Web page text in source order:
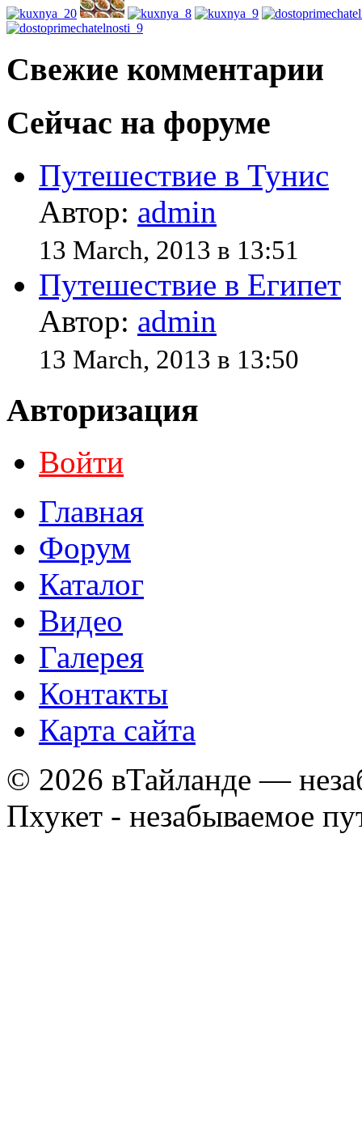
Свежие комментарии
Сейчас на форуме
Путешествие в Тунис
Автор: admin
13 March, 2013 в 13:51
Путешествие в Египет
Автор: admin
13 March, 2013 в 13:50
Авторизация
Войти
Главная
Форум
Каталог
Видео
Галерея
Контакты
Карта сайта
© 2026 вТайланде —
Пхукет - незабываемое